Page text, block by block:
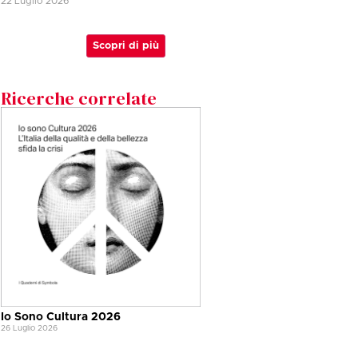
Scopri di più
Ricerche correlate
Io Sono Cultura 2026
26 Luglio 2026